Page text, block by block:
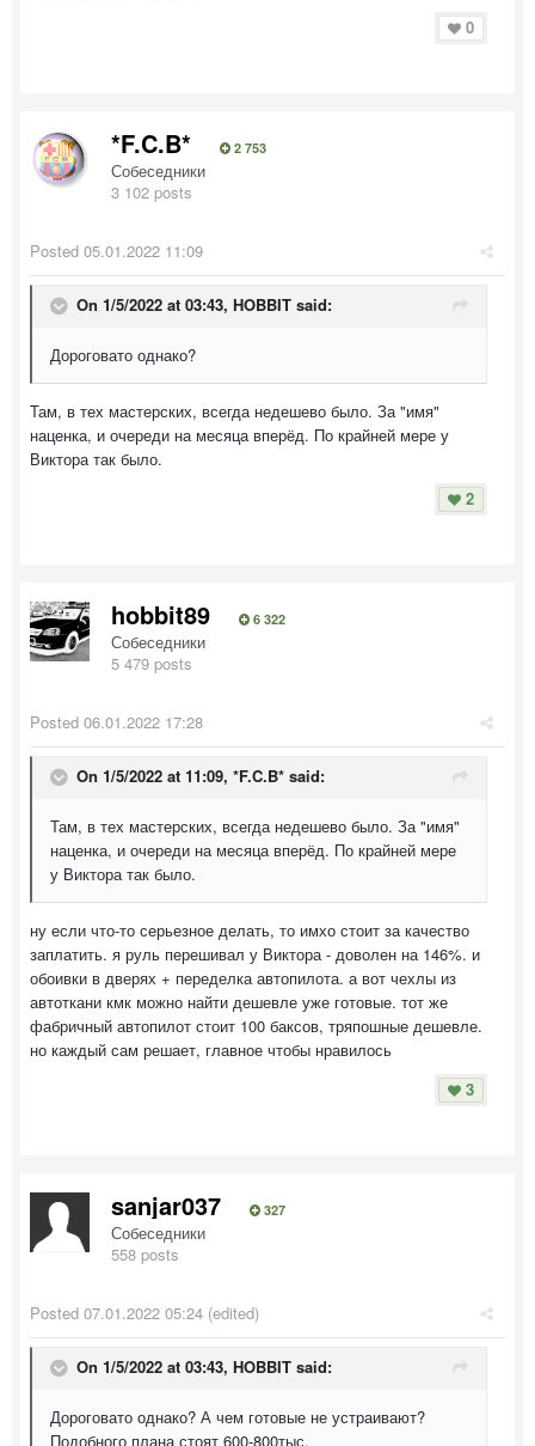
0
*F.C.B* 2 753
Собеседники
3 102 posts
Posted 05.01.2022 11:09
On 1/5/2022 at 03:43, HOBBIT said:
Дороговато однако?
Там, в тех мастерских, всегда недешево было. За "имя"
наценка, и очереди на месяца вперёд. По крайней мере у
Виктора так было.
2
hobbit89 6 322
Собеседники
5 479 posts
Posted 06.01.2022 17:28
On 1/5/2022 at 11:09, *F.C.B* said:
Там, в тех мастерских, всегда недешево было. За "имя"
наценка, и очереди на месяца вперёд. По крайней мере
у Виктора так было.
ну если что-то серьезное делать, то имхо стоит за качество
заплатить. я руль перешивал у Виктора - доволен на 146%. и
обоивки в дверях + переделка автопилота. а вот чехлы из
автоткани кмк можно найти дешевле уже готовые. тот же
фабричный автопилот стоит 100 баксов, тряпошные дешевле.
но каждый сам решает, главное чтобы нравилось
3
sanjar037 327
Собеседники
558 posts
Posted 07.01.2022 05:24 (edited)
On 1/5/2022 at 03:43, HOBBIT said:
Дороговато однако? А чем готовые не устраивают?
Подобного плана стоят 600-800тыс.